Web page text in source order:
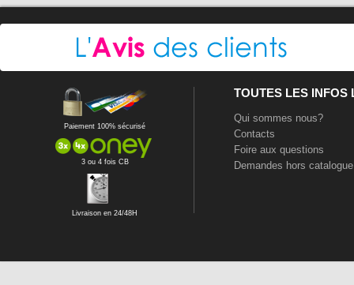
Paiement 100% sécurisé
3 ou 4 fois CB
Livraison en 24/48H
TOUTES LES INFOS
Qui sommes nous?
Contacts
Foire aux questions
Demandes hors catalogue